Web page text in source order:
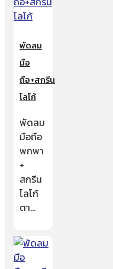
พัดลม
มือ
ถือ+สกรีน
โลโก้
พัดลม
มือถือ
พกพา
+
สกรีน
โลโก้
ตา…